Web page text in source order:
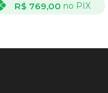
R$ 769,00 no PIX